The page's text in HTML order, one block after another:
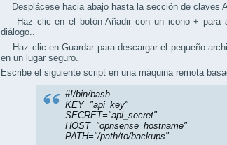
Desplácese hacia abajo hasta la sección de claves
Haz clic en el botón Añadir con un icono + para
diálogo..
Haz clic en Guardar para descargar el pequeño
en un lugar seguro.
Escribe el siguiente script en una máquina remota
#!/bin/bash
KEY="api_key"
SECRET="api_secret"
HOST="opnsense_hostname"
PATH="/path/to/backups"